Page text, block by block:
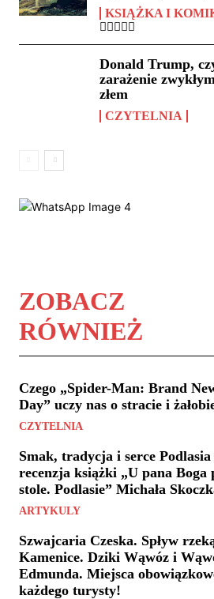
KSIĄŻKA I
Donald Trump,
zarażenie zwykłym
złem
CZYTELNIA
ZOBACZ
RÓWNIEŻ
Czego „Spider-Man: Brand
Day” uczy nas o stracie i
CZYTELNIA
Smak, tradycja i serce Podlasia
recenzja książki „U pana Boga
stole. Podlasie” Michała
ARTYKULY
Szwajcaria Czeska. Spływ
Kamenice. Dziki Wąwóz i
Edmunda. Miejsca
każdego turysty!